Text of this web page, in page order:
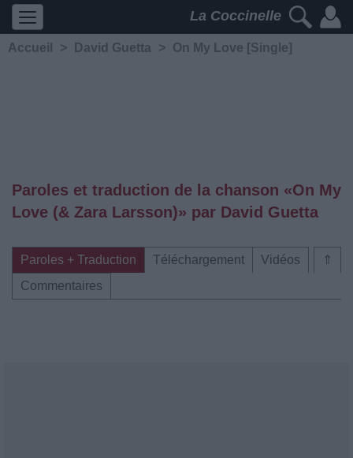
La Coccinelle
Accueil > David Guetta > On My Love [Single]
Paroles et traduction de la chanson «On My
Love (& Zara Larsson)» par David Guetta
⇑
Paroles + Traduction Téléchargement
Vidéos
Commentaires